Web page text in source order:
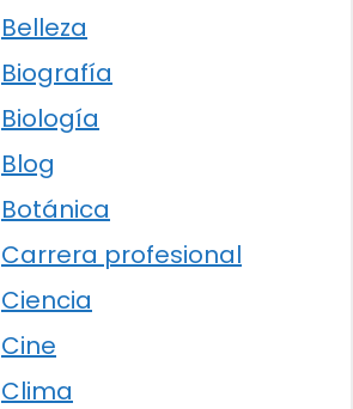
Belleza
Biografía
Biología
Blog
Botánica
Carrera profesional
Ciencia
Cine
Clima